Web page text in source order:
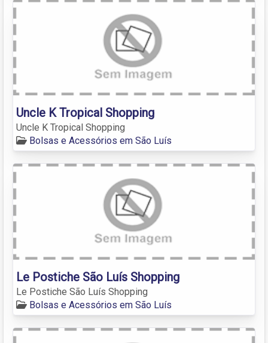
Uncle K Tropical Shopping
Uncle K Tropical Shopping
Bolsas e Acessórios em São Luís
Le Postiche São Luís Shopping
Le Postiche São Luís Shopping
Bolsas e Acessórios em São Luís